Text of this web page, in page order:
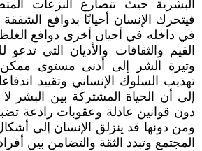
البشرية حيث تتصارع النزعات
فيتحرك الإنسان أحيانًا بدوافع
في داخله في أحيان أخرى دوافع
القيم والثقافات والأديان التي
وتيرة الشر إلى أدنى مستوى
تهذيب السلوك الإنساني وتقييد
إلى أن الحياة المشتركة بين البشر
دون قوانين عادلة وعقوبات رادعة
ومن دونها قد ينزلق الإنسان إلى
المجتمع وتبدد الثقة والتضامن بين